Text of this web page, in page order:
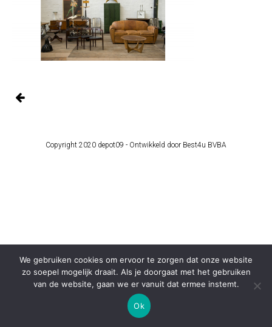
Copyright 2020 depot09 - Ontwikkeld door Best4u BVBA
We gebruiken cookies om ervoor te zorgen dat onze website
zo soepel mogelijk draait. Als je doorgaat met het gebruiken
van de website, gaan we er vanuit dat ermee instemt.
Ok